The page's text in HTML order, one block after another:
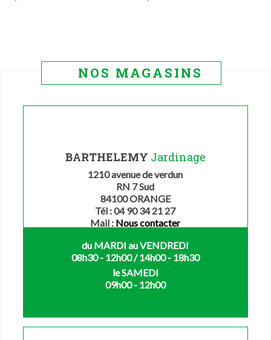
NOS MAGASINS
BARTHELEMY Jardinage
1210 avenue de verdun
RN 7 Sud
84100 ORANGE
Tél : 04 90 34 21 27
Mail : Nous contacter
du MARDI au VENDREDI
08h30 - 12h00 / 14h00 - 18h30
le SAMEDI
09h00 - 12h00